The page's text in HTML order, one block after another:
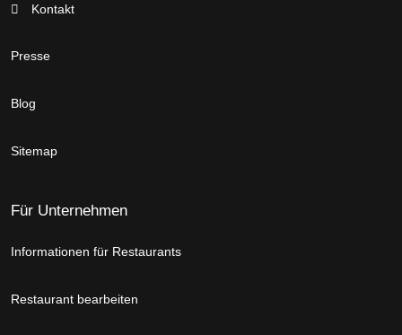
Kontakt
Presse
Blog
Sitemap
Für Unternehmen
Informationen für Restaurants
Restaurant bearbeiten